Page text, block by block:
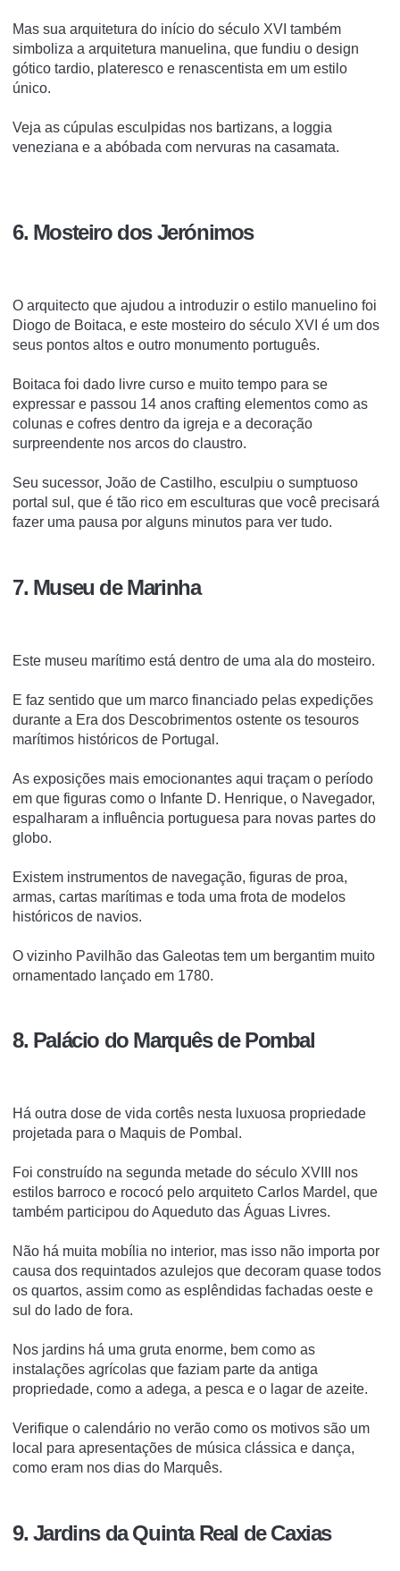
Mas sua arquitetura do início do século XVI também
simboliza a arquitetura manuelina, que fundiu o design
gótico tardio, plateresco e renascentista em um estilo
único.
Veja as cúpulas esculpidas nos bartizans, a loggia
veneziana e a abóbada com nervuras na casamata.
6. Mosteiro dos Jerónimos
O arquitecto que ajudou a introduzir o estilo manuelino foi
Diogo de Boitaca, e este mosteiro do século XVI é um dos
seus pontos altos e outro monumento português.
Boitaca foi dado livre curso e muito tempo para se
expressar e passou 14 anos crafting elementos como as
colunas e cofres dentro da igreja e a decoração
surpreendente nos arcos do claustro.
Seu sucessor, João de Castilho, esculpiu o sumptuoso
portal sul, que é tão rico em esculturas que você precisará
fazer uma pausa por alguns minutos para ver tudo.
7. Museu de Marinha
Este museu marítimo está dentro de uma ala do mosteiro.
E faz sentido que um marco financiado pelas expedições
durante a Era dos Descobrimentos ostente os tesouros
marítimos históricos de Portugal.
As exposições mais emocionantes aqui traçam o período
em que figuras como o Infante D. Henrique, o Navegador,
espalharam a influência portuguesa para novas partes do
globo.
Existem instrumentos de navegação, figuras de proa,
armas, cartas marítimas e toda uma frota de modelos
históricos de navios.
O vizinho Pavilhão das Galeotas tem um bergantim muito
ornamentado lançado em 1780.
8. Palácio do Marquês de Pombal
Há outra dose de vida cortês nesta luxuosa propriedade
projetada para o Maquis de Pombal.
Foi construído na segunda metade do século XVIII nos
estilos barroco e rococó pelo arquiteto Carlos Mardel, que
também participou do Aqueduto das Águas Livres.
Não há muita mobília no interior, mas isso não importa por
causa dos requintados azulejos que decoram quase todos
os quartos, assim como as esplêndidas fachadas oeste e
sul do lado de fora.
Nos jardins há uma gruta enorme, bem como as
instalações agrícolas que faziam parte da antiga
propriedade, como a adega, a pesca e o lagar de azeite.
Verifique o calendário no verão como os motivos são um
local para apresentações de música clássica e dança,
como eram nos dias do Marquês.
9. Jardins da Quinta Real de Caxias